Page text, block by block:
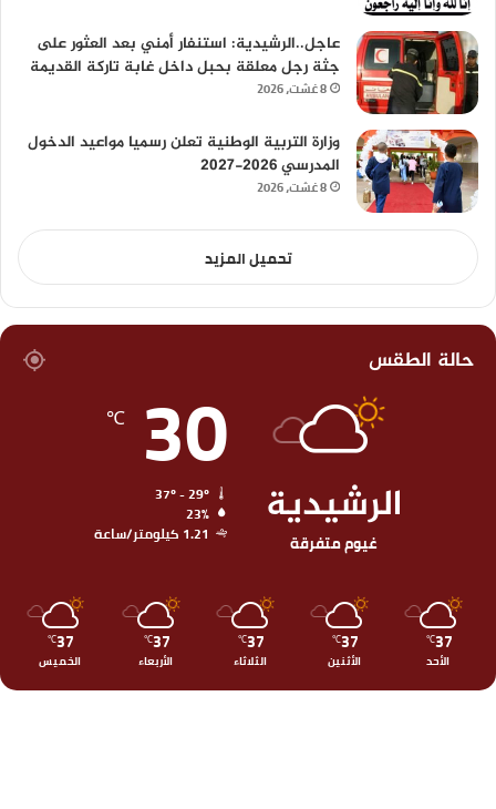
عاجل..الرشيدية: استنفار أمني بعد العثور على
جثة رجل معلقة بحبل داخل غابة تاركة القديمة
8 غشت، 2026
وزارة التربية الوطنية تعلن رسميا مواعيد الدخول
المدرسي 2026-2027
8 غشت، 2026
تحميل المزيد
حالة الطقس
الرشيدية
غيوم متفرقة
30
℃
23%
1.21 كيلومتر/ساعة
37
℃
الأحد
37
℃
الأثنين
37
℃
الثلاثاء
37
℃
الأربعاء
37
℃
الخميس